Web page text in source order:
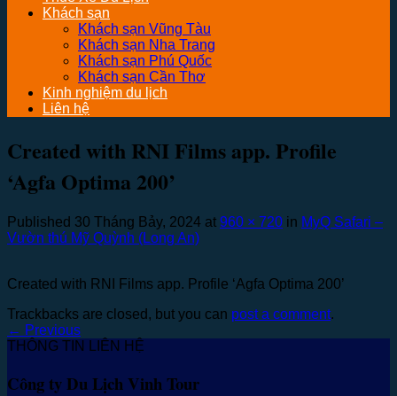
Khách sạn
Khách sạn Vũng Tàu
Khách sạn Nha Trang
Khách sạn Phú Quốc
Khách sạn Cần Thơ
Kinh nghiệm du lịch
Liên hệ
Created with RNI Films app. Profile
‘Agfa Optima 200’
Published 30 Tháng Bảy, 2024 at 960 × 720 in MyQ Safari –
Vườn thú Mỹ Quỳnh (Long An)
Created with RNI Films app. Profile ‘Agfa Optima 200’
Trackbacks are closed, but you can post a comment.
← Previous
THÔNG TIN LIÊN HỆ
Công ty Du Lịch Vinh Tour